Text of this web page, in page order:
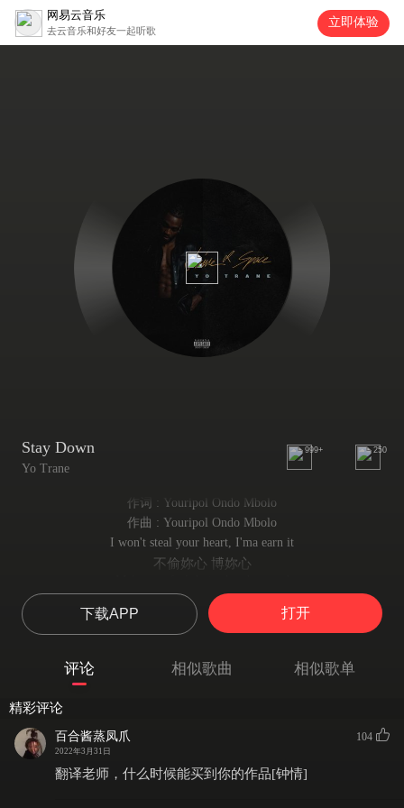
网易云音乐
去云音乐和好友一起听歌
立即体验
Stay Down
Yo Trane
999+ 250
作词 : Youripol Ondo Mbolo
作曲 : Youripol Ondo Mbolo
I won't steal your heart, I'ma earn it
不偷妳心 博妳心
留妳欲溢 想不禁
Make you wanna go back in time
念了过去 念曾经
连年浮梦 太多情
You should quit playin', put that thing on me
I'm the one who's gonna change your life
下载APP 打开
评论 相似歌曲 相似歌单
精彩评论
百合酱蒸凤爪
2022年3月31日
104
翻译老师，什么时候能买到你的作品[钟情]